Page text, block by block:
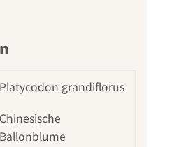
Platycodon grandiflorus
Chinesische
Ballonblume